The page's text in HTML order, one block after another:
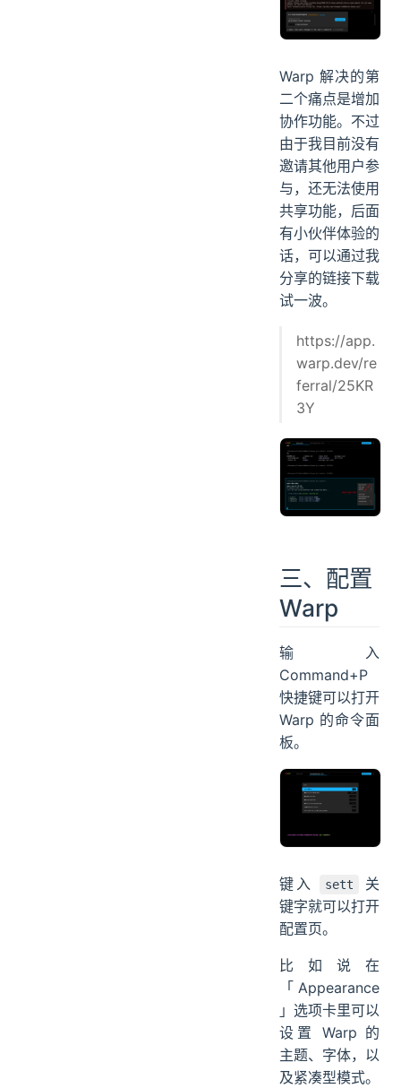
Warp 解决的第
二个痛点是增加
协作功能。不过
由于我目前没有
邀请其他用户参
与，还无法使用
共享功能，后面
有小伙伴体验的
话，可以通过我
分享的链接下载
试一波。
https://app.
warp.dev/re
ferral/25KR
3Y
三、配置
Warp
输入
Command+P
快捷键可以打开
Warp 的命令面
板。
键入 sett
关
键字就可以打开
配置页。
比如说在
「Appearance
」选项卡里可以
设置 Warp 的
主题、字体，以
及紧凑型模式。